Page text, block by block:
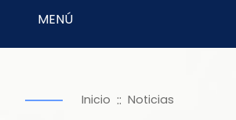
MENÚ
Inicio :: Noticias